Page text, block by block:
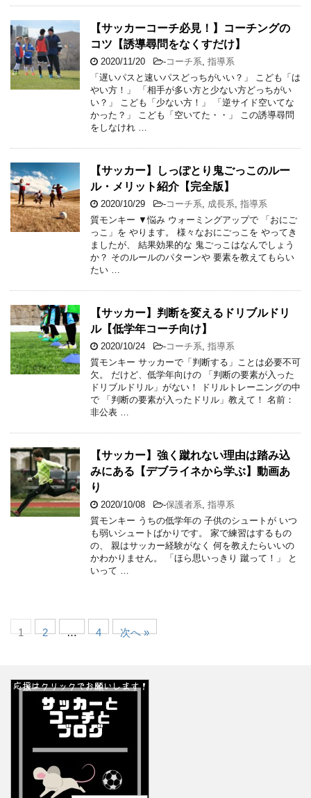
【サッカーコーチ必見！】コーチングの
コツ【誘導尋問をなくすだけ】
2020/11/20 -コーチ系 指導系
「遅いパスと速いパスどっちがいい？」 こども「は
やい方！」 「相手が多い方と少ない方どっちがい
い？」 こども「少ない方！」 「逆サイド空いてな
かった？」 こども「空いてた・・」 この誘導尋問
をしなけれ …
【サッカー】しっぽとり鬼ごっこのルー
ル・メリット紹介【完全版】
2020/10/29 -コーチ系 成長系 指導系
質モンキー ▼悩み ウォーミングアップで 「おにご
っこ」を やります。 様々なおにごっこを やってき
ましたが、 結果効果的な 鬼ごっこはなんでしょう
か？ そのルールのパターンや 要素を教えてもらい
たい …
【サッカー】判断を変えるドリブルドリ
ル【低学年コーチ向け】
2020/10/24 -コーチ系 指導系
質モンキー サッカーで「判断する」ことは必要不可
欠。 だけど、低学年向けの 「判断の要素が入った
ドリブルドリル」がない！ ドリルトレーニングの中
で 「判断の要素が入ったドリル」教えて！ 名前：
非公表 …
【サッカー】強く蹴れない理由は踏み込
みにある【デブライネから学ぶ】動画あ
り
2020/10/08 -保護者系 指導系
質モンキー うちの低学年の 子供のシュートが いつ
も弱いシュートばかりです。 家で練習はするもの
の、 親はサッカー経験がなく 何を教えたらいいの
かわかりません。 「ほら思いっきり 蹴って！」 と
いって …
1 2 … 4 次へ »